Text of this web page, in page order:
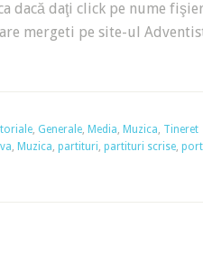
dacă daţi click pe nume
mergeti pe site-ul
, Generale, Media, Muzica, Tineret
, Muzica, partituri, partituri scrise,